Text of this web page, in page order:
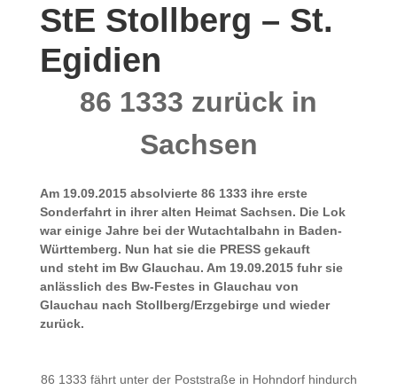
StE Stollberg – St.
Egidien
86 1333 zurück in
Sachsen
Am 19.09.2015 absolvierte 86 1333 ihre erste
Sonderfahrt in ihrer alten Heimat Sachsen. Die Lok
war einige Jahre bei der Wutachtalbahn in Baden-
Württemberg. Nun hat sie die PRESS gekauft
und steht im Bw Glauchau. Am 19.09.2015 fuhr sie
anlässlich des Bw-Festes in Glauchau von
Glauchau nach Stollberg/Erzgebirge und wieder
zurück.
86 1333 fährt unter der Poststraße in Hohndorf hindurch